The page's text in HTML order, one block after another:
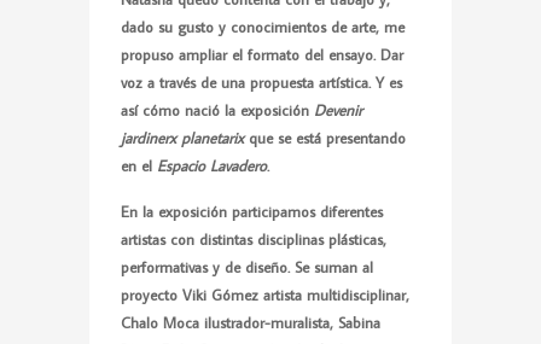
dado su gusto y conocimientos de arte, me
propuso ampliar el formato del ensayo. Dar
voz a través de una propuesta artística. Y es
así cómo nació la exposición Devenir
jardinerx planetarixque se está presentando
en el Espacio Lavadero.
En la exposición participamos diferentes
artistas con distintas disciplinas plásticas,
performativas y de diseño. Se suman al
proyecto Viki Gómez artista multidisciplinar,
Chalo Moca ilustrador-muralista, Sabina